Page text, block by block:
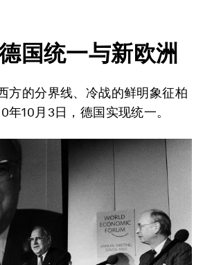
国统一与新欧洲
方的分界线、冷战的鲜明象征柏
年10月3日，德国实现统一。